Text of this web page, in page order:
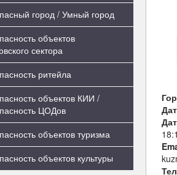
город / Умный город
объектов
сектора
ритейла
объектов КИИ /
ЦОДов
объектов туризма
объектов культуры